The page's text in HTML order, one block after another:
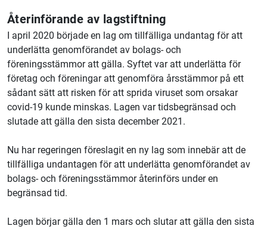
Återinförande av lagstiftning
I april 2020 började en lag om tillfälliga undantag för att
underlätta genomförandet av bolags- och
föreningsstämmor att gälla. Syftet var att underlätta för
företag och föreningar att genomföra årsstämmor på ett
sådant sätt att risken för att sprida viruset som orsakar
covid-19 kunde minskas. Lagen var tidsbegränsad och
slutade att gälla den sista december 2021.
Nu har regeringen föreslagit en ny lag som innebär att de
tillfälliga undantagen för att underlätta genomförandet av
bolags- och föreningsstämmor återinförs under en
begränsad tid.
Lagen börjar gälla den 1 mars och slutar att gälla den sista